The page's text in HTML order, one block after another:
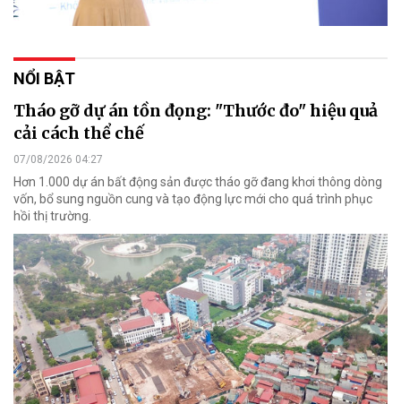
NỔI BẬT
Tháo gỡ dự án tồn đọng: "Thước đo" hiệu quả
cải cách thể chế
07/08/2026 04:27
Hơn 1.000 dự án bất động sản được tháo gỡ đang khơi thông dòng
vốn, bổ sung nguồn cung và tạo động lực mới cho quá trình phục
hồi thị trường.